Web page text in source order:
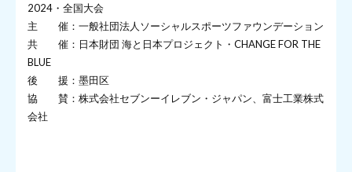
2024・全国大会
主 催：一般社団法人ソーシャルスポーツファウンデーション
共 催：日本財団 海と日本プロジェクト・CHANGE FOR THE
BLUE
後 援：墨田区
協 賛：株式会社セブンーイレブン・ジャパン、富士工業株式
会社